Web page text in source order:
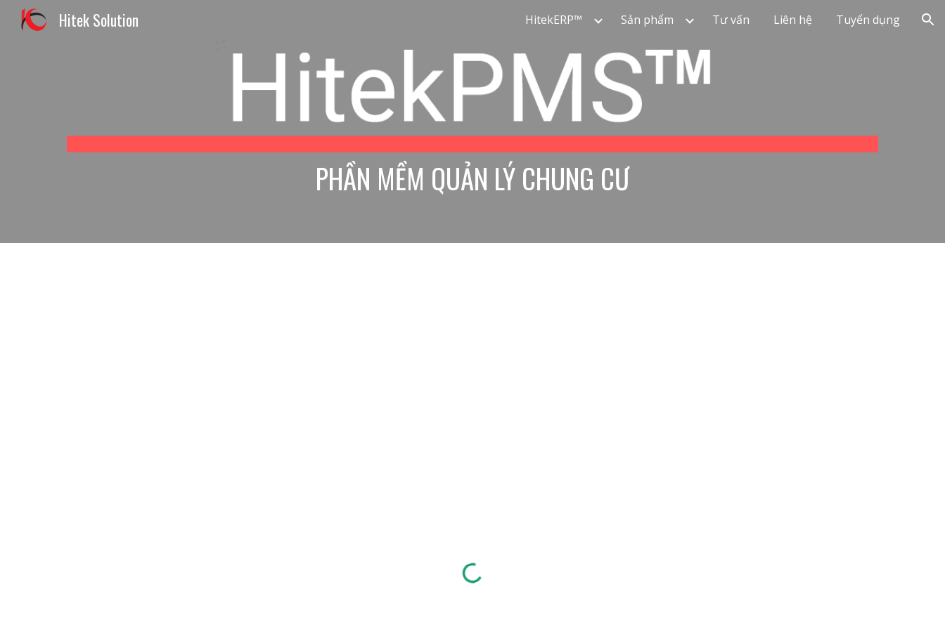
Skip to navigation
Hitek Solution HitekERP™ Sản phẩm Tư vấn Liên hệ Tuyển dụng
PHẦN MỀM QUẢN LÝ CHUNG CƯ